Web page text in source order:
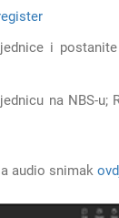
i
na NBS-u;
a audio snimak